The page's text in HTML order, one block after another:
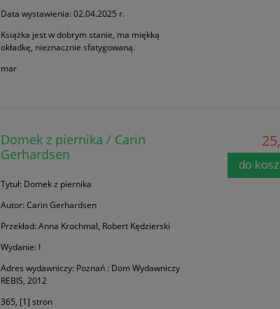
Data wystawienia: 02.04.2025 r.
Książka jest w dobrym stanie, ma miękką
okładkę, nieznacznie sfatygowaną.
mar
Domek z piernika / Carin
Gerhardsen
Tytuł: Domek z piernika
Autor: Carin Gerhardsen
Przekład: Anna Krochmal, Robert Kędzierski
Wydanie: I
Adres wydawniczy: Poznań : Dom Wydawniczy
REBIS, 2012
365, [1] stron
do